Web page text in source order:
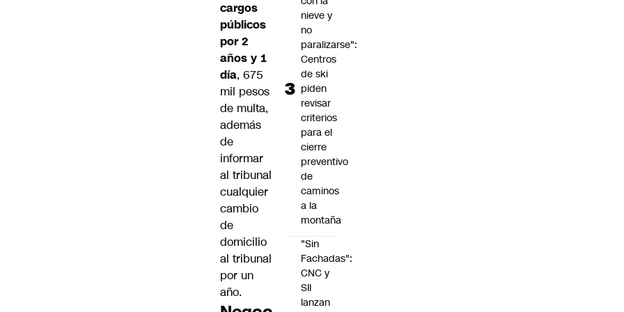
cargos
públicos
por 2
años y 1
día, 675
mil pesos
de multa,
además
de
informar
al tribunal
cualquier
cambio
de
domicilio
al tribunal
por un
año.
nieve y
no
paralizarse":
Centros
de ski
piden
revisar
criterios
para el
cierre
preventivo
de
caminos
a la
montaña
"Sin
Fachadas":
CNC y
SII
lanzan